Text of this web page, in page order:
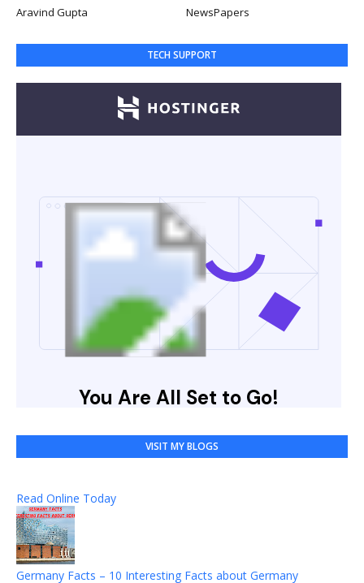
Aravind Gupta
NewsPapers
TECH SUPPORT
VISIT MY BLOGS
Read Online Today
Germany Facts – 10 Interesting Facts about Germany